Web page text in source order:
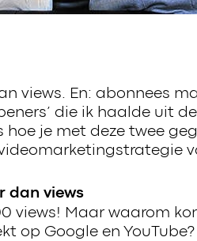
views. En: abonnees
die ik haalde uit
je met deze twee
dan views
views! Maar waarom
op Google en